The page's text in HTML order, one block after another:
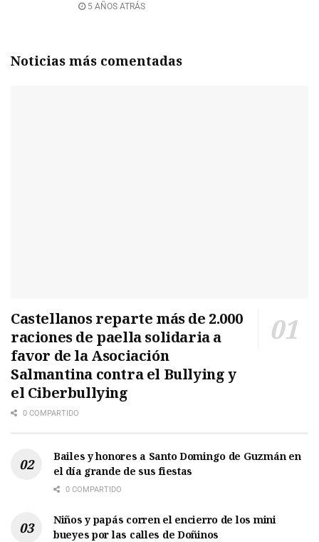
5 AÑOS ATRÁS
Noticias más comentadas
Castellanos reparte más de 2.000
raciones de paella solidaria a
favor de la Asociación
Salmantina contra el Bullying y
el Ciberbullying
0 COMPARTIDO
Bailes y honores a Santo Domingo de Guzmán en
el día grande de sus fiestas
0 COMPARTIDO
Niños y papás corren el encierro de los mini
bueyes por las calles de Doñinos